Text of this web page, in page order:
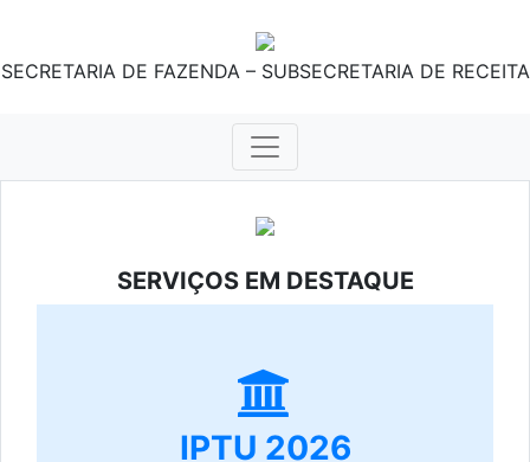
SECRETARIA DE FAZENDA – SUBSECRETARIA DE RECEITA
SERVIÇOS EM DESTAQUE
IPTU 2026